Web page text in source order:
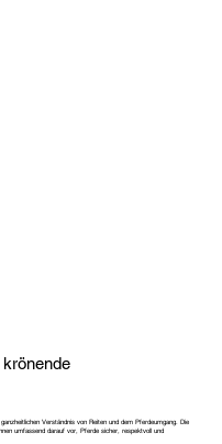
krönende
Verständnis von Reiten und dem Pferdeumgang. Die
umfassend darauf vor, Pferde sicher, respektvoll und